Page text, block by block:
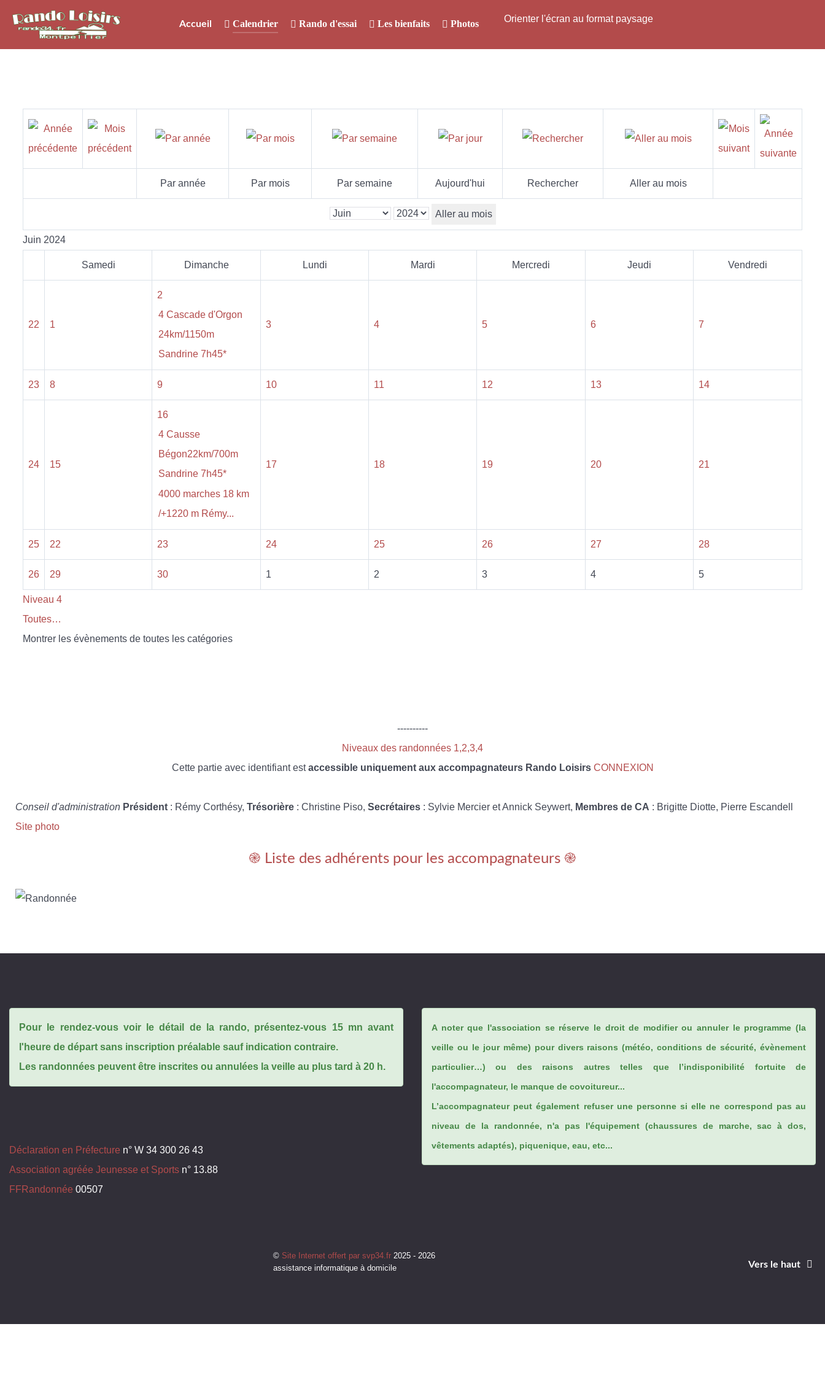
Accueil Calendrier Rando d'essai Les bienfaits Photos Orienter l'écran au format paysage
Par année Par mois Par semaine Aujourd'hui Rechercher Aller au mois
Aller au mois
Juin 2024
Samedi Dimanche Lundi Mardi Mercredi Jeudi Vendredi
22 1
2
4 Cascade d'Orgon
24km/1150m
Sandrine 7h45*
3 4 5 6 7
23 8 9 10 11 12 13 14
24 15
16
4 Causse
Bégon22km/700m
Sandrine 7h45*
4000 marches 18 km
/+1220 m Rémy...
17 18 19 20 21
25 22 23 24 25 26 27 28
26 29 30 1 2 3 4 5
Niveau 4
Toutes…
Montrer les évènements de toutes les catégories
----------
Niveaux des randonnées 1,2,3,4
Cette partie avec identifiant estaccessible uniquement aux accompagnateurs Rando Loisirs CONNEXION
Conseil d'administration Président : Rémy Corthésy, Trésorière : Christine Piso, Secrétaires : Sylvie Mercier et Annick Seywert, Membres de CA : Brigitte Diotte, Pierre Escandell
Site photo
֎ Liste des adhérents pour les accompagnateurs ֎
Pour le rendez-vous voir le détail de la rando, présentez-vous 15 mn avant
l'heure de départ sans inscription préalable sauf indication contraire.
Les randonnées peuvent être inscrites ou annulées la veille au plus tard à 20 h.
Déclaration en Préfecture n° W 34 300 26 43
Association agréée Jeunesse et Sports n° 13.88
FFRandonnée 00507
A noter que l'association se réserve le droit de modifier ou annuler le programme (la
veille ou le jour même) pour divers raisons (météo, conditions de sécurité, évènement
particulier…) ou des raisons autres telles que l’indisponibilité fortuite de
l'accompagnateur, le manque de covoitureur...
L’accompagnateur peut également refuser une personne si elle ne correspond pas au
niveau de la randonnée, n'a pas l'équipement (chaussures de marche, sac à dos,
vêtements adaptés), piquenique, eau, etc...
© Site Internet offert par svp34.fr 2025 - 2026
assistance informatique à domicile
Vers le haut